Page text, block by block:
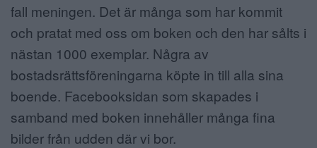
fall meningen. Det är många som har kommit
och pratat med oss om boken och den har sålts i
nästan 1000 exemplar. Några av
bostadsrättsföreningarna köpte in till alla sina
boende. Facebooksidan som skapades i
samband med boken innehåller många fina
bilder från udden där vi bor.